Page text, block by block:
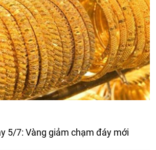
5/7: Vàng giảm chạm đáy mới